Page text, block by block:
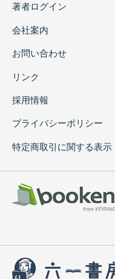
著者ログイン
会社案内
お問い合わせ
リンク
採用情報
プライバシーポリシー
特定商取引に関する表示